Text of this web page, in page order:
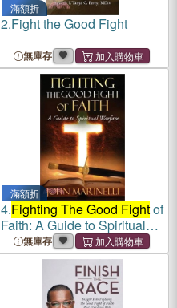
滿額折
2.Fight the Good Fight
無庫存
滿額折
4.Fighting The Good Fightof
Faith: A Guide to Spiritual
Warfare
無庫存